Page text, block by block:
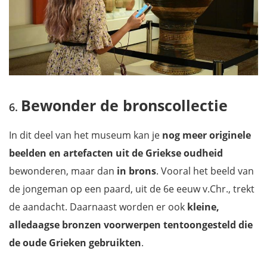
Bewonder de bronscollectie
In dit deel van het museum kan je nog meer originele
beelden en artefacten uit de Griekse oudheid
bewonderen, maar dan in brons. Vooral het beeld van
de jongeman op een paard, uit de 6e eeuw v.Chr., trekt
de aandacht. Daarnaast worden er ook kleine,
alledaagse bronzen voorwerpen tentoongesteld die
de oude Grieken gebruikten.